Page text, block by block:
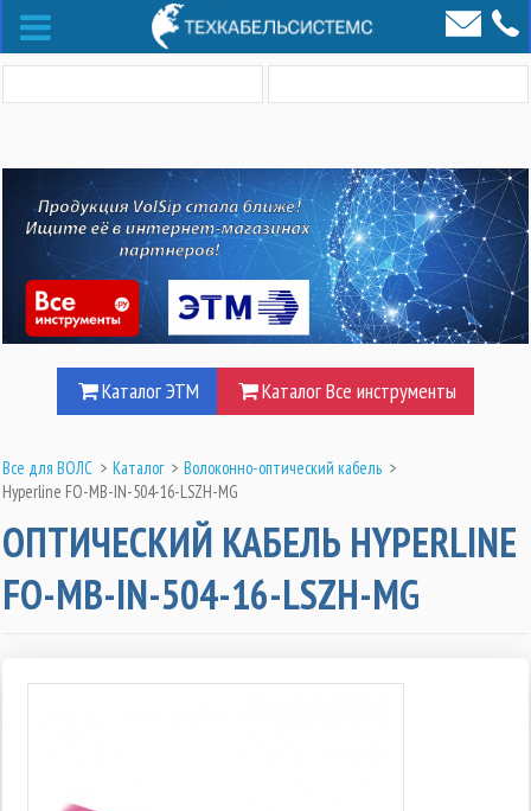
Каталог ЭТМ Каталог Все инструменты
Все для ВОЛС > Каталог > Волоконно-оптический кабель >
Hyperline FO-MB-IN-504-16-LSZH-MG
ОПТИЧЕСКИЙ КАБЕЛЬ HYPERLINE
FO-MB-IN-504-16-LSZH-MG